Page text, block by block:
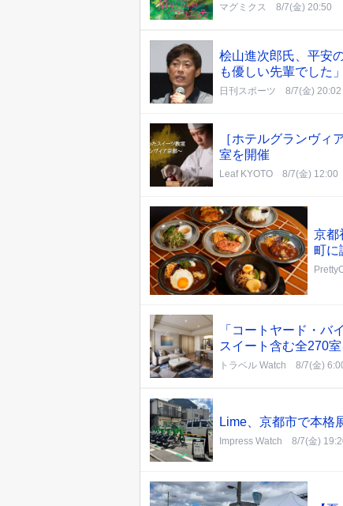
マグミクス 8/7(金) 20:50
桧山進次郎氏、平安
も優しい先輩でした」
日刊スポーツ 8/7(金) 20:02
［ホテルグランヴィ
室を開催
Leaf KYOTO 8/7(金) 12:00
京都
町に
「コートヤード・バ
スイート含む全270
トラベル Watch 8/7(金)
Lime、京都市で本
Impress Watch 8/7(金)